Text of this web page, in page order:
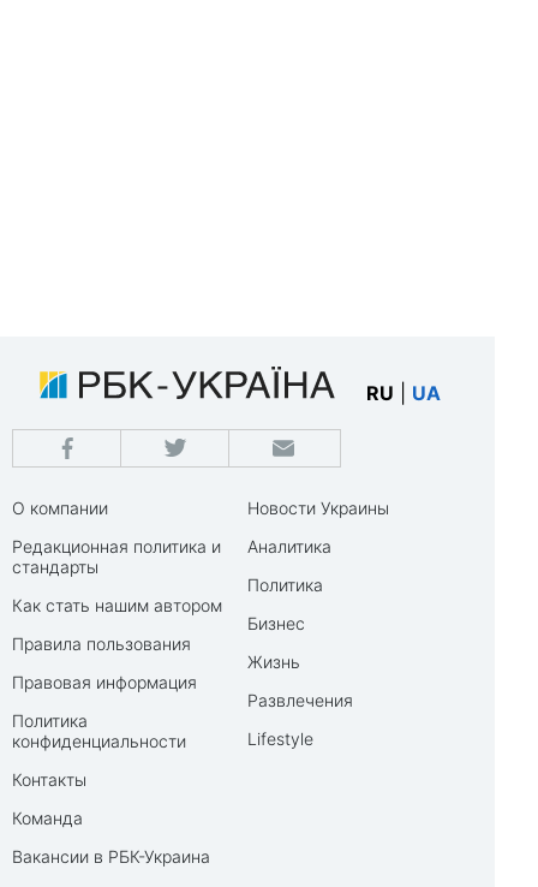
RU UA
О компании
Редакционная политика и
стандарты
Как стать нашим автором
Правила пользования
Правовая информация
Политика
конфиденциальности
Контакты
Команда
Вакансии в РБК-Украина
Новости Украины
Аналитика
Политика
Бизнес
Жизнь
Развлечения
Lifestyle